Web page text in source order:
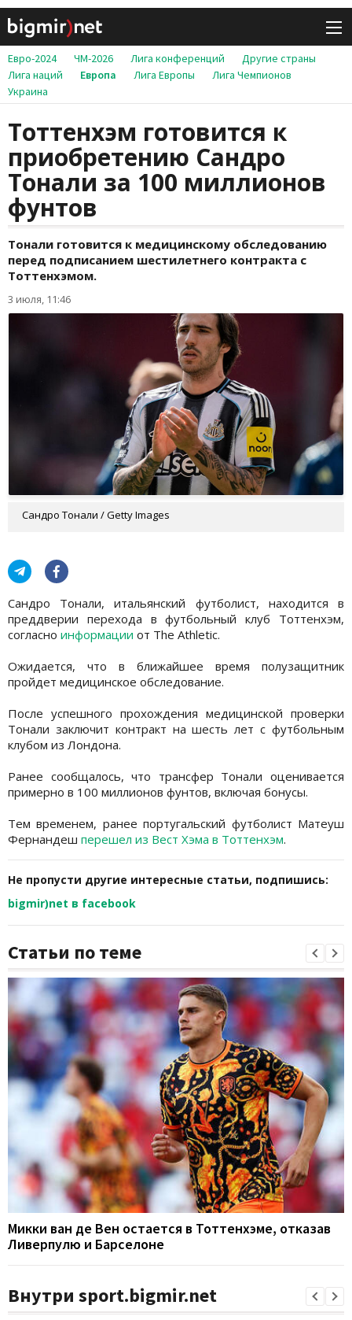
Евро-2024 ЧМ-2026 Лига конференций
Другие страны
Лига наций
Европа Лига Европы
Лига Чемпионов
Украина
Тоттенхэм готовится к
приобретению Сандро
Тонали за 100 миллионов
фунтов
Тонали готовится к медицинскому обследованию
перед подписанием шестилетнего контракта с
Тоттенхэмом.
3 июля, 11:46
Сандро Тонали / Getty Images
Сандро Тонали, итальянский футболист, находится в
преддверии перехода в футбольный клуб Тоттенхэм,
согласно информации от The Athletic.
Ожидается, что в ближайшее время полузащитник
пройдет медицинское обследование.
После успешного прохождения медицинской проверки
Тонали заключит контракт на шесть лет с футбольным
клубом из Лондона.
Ранее сообщалось, что трансфер Тонали оценивается
примерно в 100 миллионов фунтов, включая бонусы.
Тем временем, ранее португальский футболист Матеуш
Фернандеш перешел из Вест Хэма в Тоттенхэм.
Не пропусти другие интересные статьи, подпишись:
bigmir)net в facebook
Статьи по теме
Микки ван де Вен остается в Тоттенхэме, отказав
Ливерпулю и Барселоне
Внутри sport.bigmir.net